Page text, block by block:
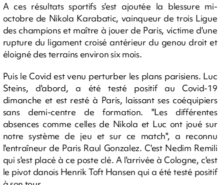
A ces résultats sportifs s'est ajoutée la blessure mi-
octobre de Nikola Karabatic, vainqueur de trois Ligue
des champions et maître à jouer de Paris, victime d'une
rupture du ligament croisé antérieur du genou droit et
éloigné des terrains environ six mois.
Puis le Covid est venu perturber les plans parisiens. Luc
Steins, d'abord, a été testé positif au Covid-19
dimanche et est resté à Paris, laissant ses coéquipiers
sans demi-centre de formation. "Les différentes
absences comme celles de Nikola et Luc ont joué sur
notre système de jeu et sur ce match", a reconnu
l'entraîneur de Paris Raul Gonzalez. C'est Nedim Remili
qui s'est placé à ce poste clé. A l'arrivée à Cologne, c'est
le pivot danois Henrik Toft Hansen qui a été testé positif